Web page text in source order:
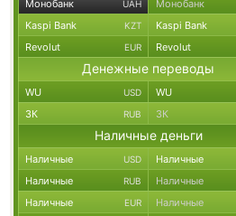
Монобанк UAH Монобанк
Kaspi Bank KZT Kaspi Bank
Revolut EUR Revolut
Денежные переводы
WU USD WU
ЗК RUB ЗК
Наличные деньги
Наличные USD Наличные
Наличные RUB Наличные
Наличные EUR Наличные